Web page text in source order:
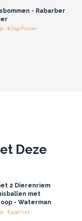
- Rabarber
: €7.19/Fizzer
Deze
2 Dierenriem
met
- Waterman
: €9.50/set